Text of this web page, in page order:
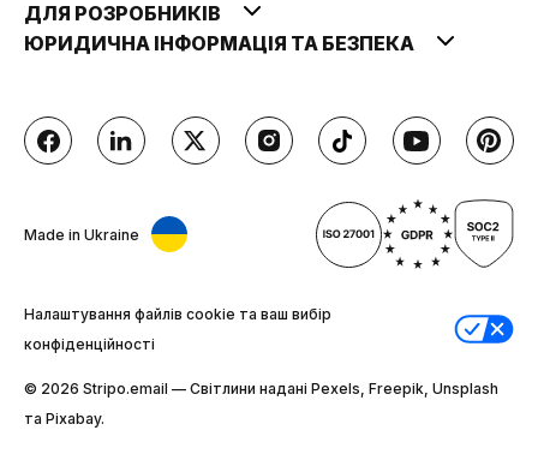
ДЛЯ РОЗРОБНИКІВ
ЮРИДИЧНА ІНФОРМАЦІЯ ТА БЕЗПЕКА
Made in Ukraine
Налаштування файлів cookie та ваш вибір
конфіденційності
© 2026 Stripо.email — Світлини надані Pexels, Freepik, Unsplash
та Pixabay.